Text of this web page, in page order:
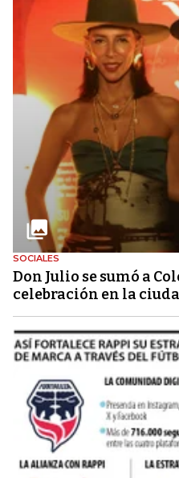
SOCIALES
Don Julio se sumó a
celebración en la